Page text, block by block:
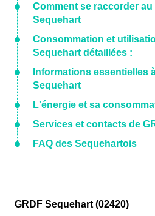
Comment se raccorder au
Sequehart
Consommation et
Sequehart détaillées :
Informations essentielles
Sequehart
L'énergie et sa
Services et contacts de
FAQ des Sequehartois
GRDF Sequehart (02420)